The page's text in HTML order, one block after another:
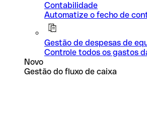
Contabilidade
Automatize o fecho de
Gestão de despesas de
Controle todos os gastos
Novo
Gestão do fluxo de caixa